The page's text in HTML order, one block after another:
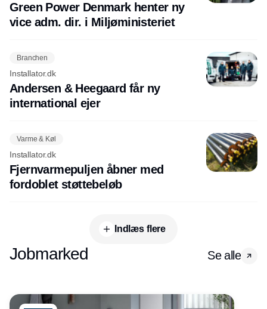
Green Power Denmark henter ny
vice adm. dir. i Miljøministeriet
Branchen
Installator.dk
Andersen & Heegaard får ny
international ejer
Varme & Køl
Installator.dk
Fjernvarmepuljen åbner med
fordoblet støttebeløb
Indlæs flere
Jobmarked Se alle